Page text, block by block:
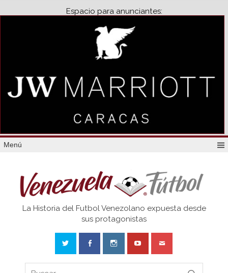
Espacio para anunciantes:
Menú
Venezuela
La Historia del Futbol Venezolano expuesta desde
sus protagonistas